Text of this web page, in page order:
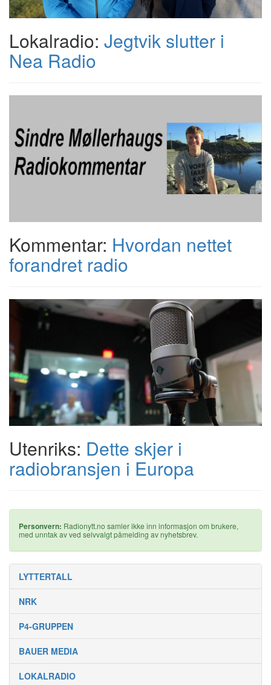
Lokalradio: Jegtvik slutter i
Nea Radio
Kommentar: Hvordan nettet
forandret radio
Utenriks: Dette skjer i
radiobransjen i Europa
Personvern: Radionytt.no samler ikke inn informasjon om brukere,
med unntak av ved selvvalgt påmelding av nyhetsbrev.
LYTTERTALL
NRK
P4-GRUPPEN
BAUER MEDIA
LOKALRADIO